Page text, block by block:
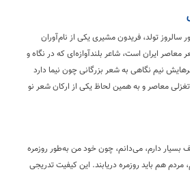
سالروز تولد، فریدون مشیری یکی از نام‌آوران
معاصر ایران است، شاعر بلندآوازه‌ای که در نگاه و
نیم نگاهی به شعر بزرگانی چون نیما دارد
معاصر و به همین لحاظ یکی از ارکان شعر نو
بسیار دارم، می‌دانم، چون خود من به‌طور روزمره
مردم هم باید روزمره دریابند. این کیفیت تدریجی